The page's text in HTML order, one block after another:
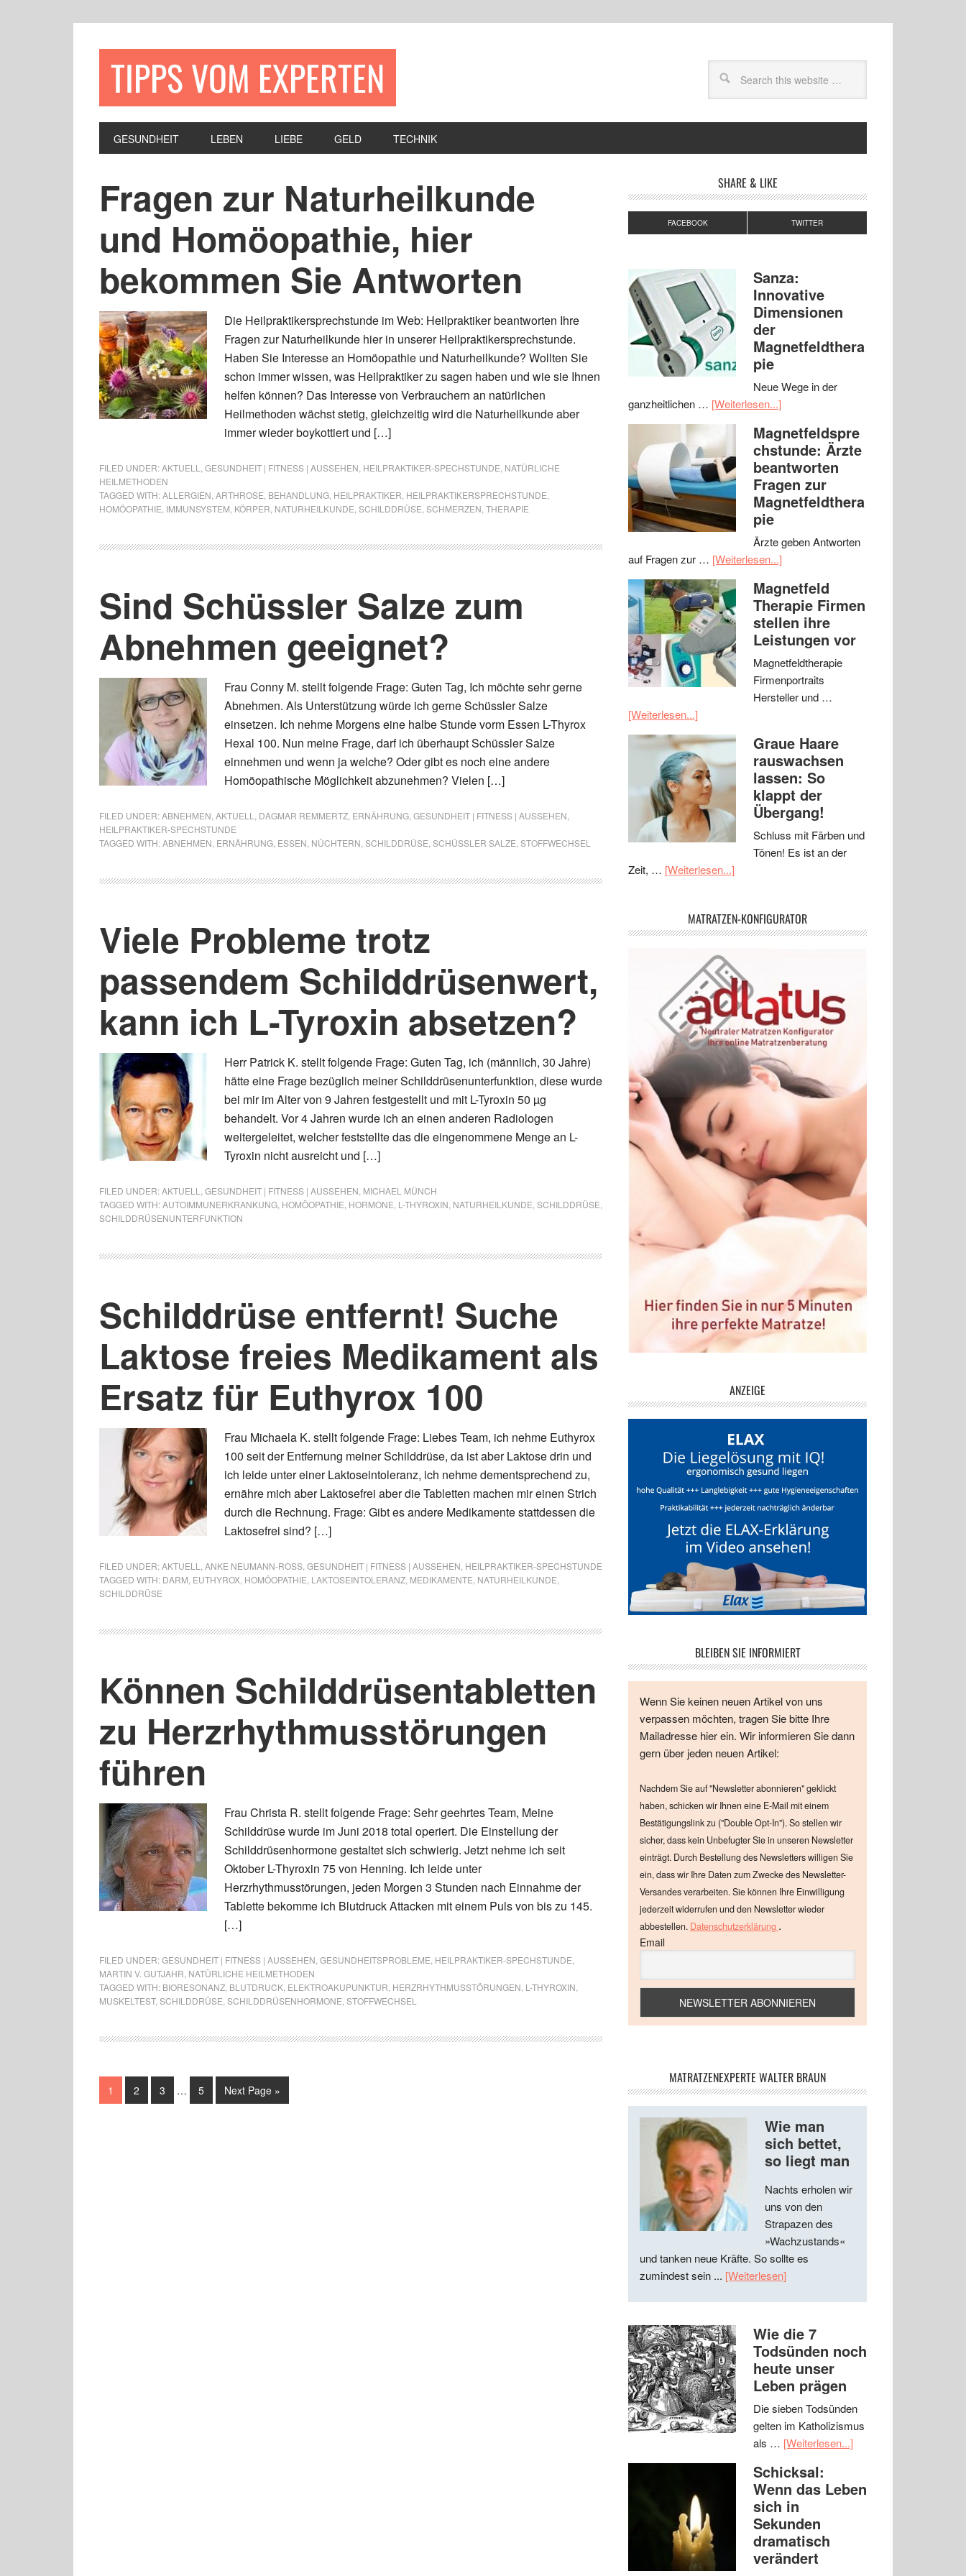
TIPPS VOM EXPERTEN
GESUNDHEIT LEBEN LIEBE GELD TECHNIK
Fragen zur Naturheilkunde
und Homöopathie, hier
bekommen Sie Antworten
Die Heilpraktikersprechstunde im Web: Heilpraktiker beantworten Ihre
Fragen zur Naturheilkunde hier in unserer Heilpraktikersprechstunde.
Haben Sie Interesse an Homöopathie und Naturheilkunde? Wollten Sie
schon immer wissen, was Heilpraktiker zu sagen haben und wie sie Ihnen
helfen können? Das Interesse von Verbrauchern an natürlichen
Heilmethoden wächst stetig, gleichzeitig wird die Naturheilkunde aber
immer wieder boykottiert und […]
FILED UNDER:AKTUELL GESUNDHEIT | FITNESS | AUSSEHEN HEILPRAKTIKER-SPECHSTUNDE NATÜRLICHE
HEILMETHODEN
TAGGED WITH:ALLERGIEN ARTHROSE BEHANDLUNG HEILPRAKTIKER HEILPRAKTIKERSPRECHSTUNDE
HOMÖOPATHIE IMMUNSYSTEM KÖRPER NATURHEILKUNDE SCHILDDRÜSE SCHMERZEN THERAPIE
Sind Schüssler Salze zum
Abnehmen geeignet?
Frau Conny M. stellt folgende Frage: Guten Tag, Ich möchte sehr gerne
Abnehmen. Als Unterstützung würde ich gerne Schüssler Salze
einsetzen. Ich nehme Morgens eine halbe Stunde vorm Essen L-Thyrox
Hexal 100. Nun meine Frage, darf ich überhaupt Schüssler Salze
einnehmen und wenn ja welche? Oder gibt es noch eine andere
Homöopathische Möglichkeit abzunehmen? Vielen […]
FILED UNDER:ABNEHMEN AKTUELL DAGMAR REMMERTZ ERNÄHRUNG GESUNDHEIT | FITNESS | AUSSEHEN
HEILPRAKTIKER-SPECHSTUNDE
TAGGED WITH:ABNEHMEN ERNÄHRUNG ESSEN NÜCHTERN SCHILDDRÜSE SCHÜSSLER SALZE STOFFWECHSEL
Viele Probleme trotz
passendem Schilddrüsenwert,
kann ich L-Tyroxin absetzen?
Herr Patrick K. stellt folgende Frage: Guten Tag, ich (männlich, 30 Jahre)
hätte eine Frage bezüglich meiner Schilddrüsenunterfunktion, diese wurde
bei mir im Alter von 9 Jahren festgestellt und mit L-Tyroxin 50 µg
behandelt. Vor 4 Jahren wurde ich an einen anderen Radiologen
weitergeleitet, welcher feststellte das die eingenommene Menge an L-
Tyroxin nicht ausreicht und […]
FILED UNDER:AKTUELL GESUNDHEIT | FITNESS | AUSSEHEN MICHAEL MÜNCH
TAGGED WITH:AUTOIMMUNERKRANKUNG HOMÖOPATHIE HORMONE L-THYROXIN NATURHEILKUNDE SCHILDDRÜSE
SCHILDDRÜSENUNTERFUNKTION
Schilddrüse entfernt! Suche
Laktose freies Medikament als
Ersatz für Euthyrox 100
Frau Michaela K. stellt folgende Frage: Liebes Team, ich nehme Euthyrox
100 seit der Entfernung meiner Schilddrüse, da ist aber Laktose drin und
ich leide unter einer Laktoseintoleranz, ich nehme dementsprechend zu,
ernähre mich aber Laktosefrei aber die Tabletten machen mir einen Strich
durch die Rechnung. Frage: Gibt es andere Medikamente stattdessen die
Laktosefrei sind? […]
FILED UNDER:AKTUELL ANKE NEUMANN-ROSS GESUNDHEIT | FITNESS | AUSSEHEN HEILPRAKTIKER-SPECHSTUNDE
TAGGED WITH: DARM EUTHYROX HOMÖOPATHIE LAKTOSEINTOLERANZ MEDIKAMENTE NATURHEILKUNDE
SCHILDDRÜSE
Können Schilddrüsentabletten
zu Herzrhythmusstörungen
führen
Frau Christa R. stellt folgende Frage: Sehr geehrtes Team, Meine
Schilddrüse wurde im Juni 2018 total operiert. Die Einstellung der
Schilddrüsenhormone gestaltet sich schwierig. Jetzt nehme ich seit
Oktober L-Thyroxin 75 von Henning. Ich leide unter
Herzrhythmusstörungen, jeden Morgen 3 Stunden nach Einnahme der
Tablette bekomme ich Blutdruck Attacken mit einem Puls von bis zu 145.
[…]
FILED UNDER:GESUNDHEIT | FITNESS | AUSSEHEN GESUNDHEITSPROBLEME HEILPRAKTIKER-SPECHSTUNDE
MARTIN V. GUTJAHR NATÜRLICHE HEILMETHODEN
TAGGED WITH: BIORESONANZ BLUTDRUCK ELEKTROAKUPUNKTUR HERZRHYTHMUSSTÖRUNGEN L-THYROXIN
MUSKELTEST, SCHILDDRÜSE SCHILDDRÜSENHORMONE STOFFWECHSEL
1 2 3 … 5 Next Page »
SHARE & LIKE
FACEBOOK TWITTER
Sanza:
Innovative
Dimensionen
der
Magnetfeldthera
pie
Neue Wege in der
ganzheitlichen … [Weiterlesen...]
Magnetfeldspre
chstunde: Ärzte
beantworten
Fragen zur
Magnetfeldthera
pie
Ärzte geben Antworten
auf Fragen zur … [Weiterlesen...]
Magnetfeld
Therapie Firmen
stellen ihre
Leistungen vor
Magnetfeldtherapie
Firmenportraits
Hersteller und …
[Weiterlesen...]
Graue Haare
rauswachsen
lassen: So
klappt der
Übergang!
Schluss mit Färben und
Tönen! Es ist an der
Zeit, … [Weiterlesen...]
MATRATZEN-KONFIGURATOR
ANZEIGE
BLEIBEN SIE INFORMIERT
Wenn Sie keinen neuen Artikel von uns
verpassen möchten, tragen Sie bitte Ihre
Mailadresse hier ein. Wir informieren Sie dann
gern über jeden neuen Artikel:
Nachdem Sie auf "Newsletter abonnieren" geklickt
haben, schicken wir Ihnen eine E-Mail mit einem
Bestätigungslink zu ("Double Opt-In"). So stellen wir
sicher, dass kein Unbefugter Sie in unseren Newsletter
einträgt. Durch Bestellung des Newsletters willigen Sie
ein, dass wir Ihre Daten zum Zwecke des Newsletter-
Versandes verarbeiten. Sie können Ihre Einwilligung
jederzeit widerrufen und den Newsletter wieder
abbestellen. Datenschutzerklärung .
Email
MATRATZENEXPERTE WALTER BRAUN
Wie man
sich bettet,
so liegt man
Nachts erholen wir
uns von den
Strapazen des
»Wachzustands«
und tanken neue Kräfte. So sollte es
zumindest sein ... [Weiterlesen]
Wie die 7
Todsünden noch
heute unser
Leben prägen
Die sieben Todsünden
gelten im Katholizismus
als … [Weiterlesen...]
Schicksal:
Wenn das Leben
sich in
Sekunden
dramatisch
verändert